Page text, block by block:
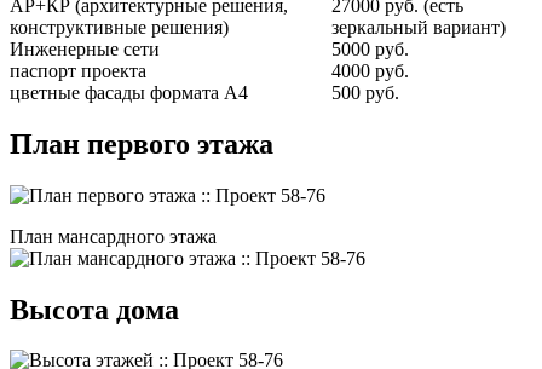
АР+КР (архитектурные решения,
конструктивные решения)
27000 руб. (есть
зеркальный вариант)
Инженерные сети
5000 руб.
паспорт проекта
4000 руб.
цветные фасады формата А4
500 руб.
План первого этажа
План мансардного этажа
Высота дома